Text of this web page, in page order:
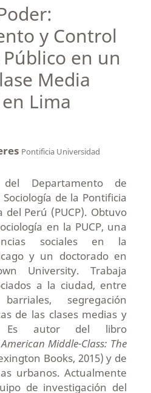
y Control
en un
Media
Lima
Pontificia Universidad
Departamento de
Sociología de la Pontificia
del Perú (PUCP). Obtuvo
en la PUCP, una
sociales en la
y un doctorado en
University. Trabaja
a la ciudad, entre
segregación
de las clases medias y
Es autor del libro
Middle-Class: The
Books, 2015) y de
urbanos. Actualmente
de investigación del